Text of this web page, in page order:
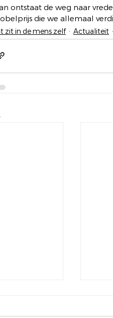
ontstaat de weg naar
die we allemaal
zit in de mens zelf Actualiteit